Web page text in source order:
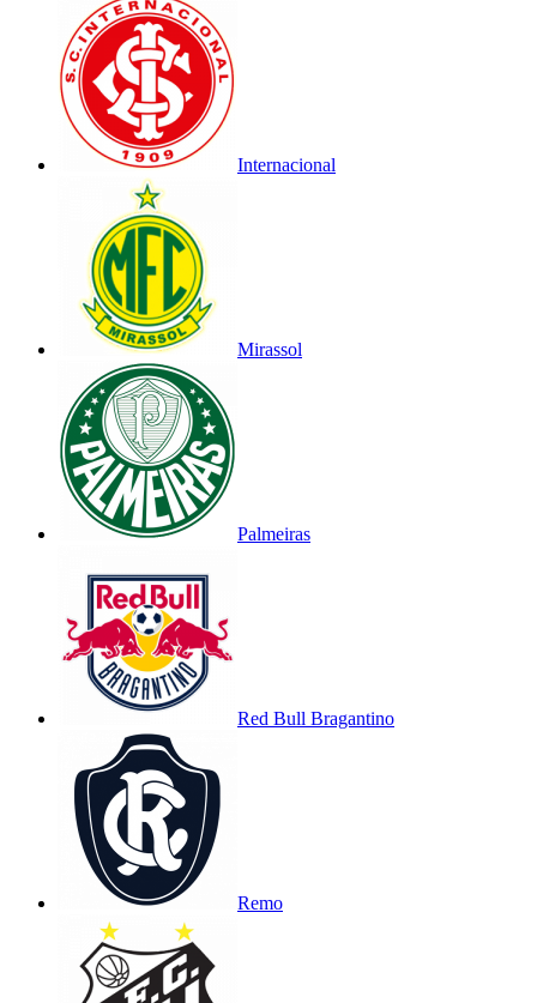
Internacional
Mirassol
Palmeiras
Red Bull Bragantino
Remo